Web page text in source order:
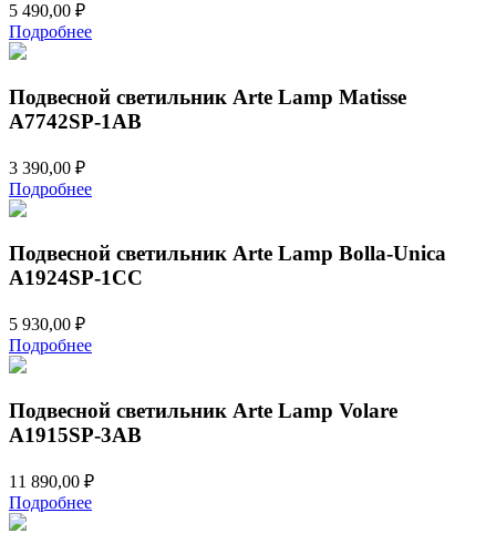
5 490,00 ₽
Подробнее
Подвесной светильник Arte Lamp Matisse
A7742SP-1AB
3 390,00 ₽
Подробнее
Подвесной светильник Arte Lamp Bolla-Unica
A1924SP-1CC
5 930,00 ₽
Подробнее
Подвесной светильник Arte Lamp Volare
A1915SP-3AB
11 890,00 ₽
Подробнее